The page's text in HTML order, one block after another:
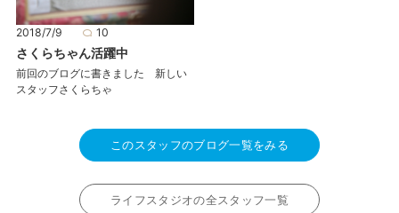
2018/7/9 10
さくらちゃん活躍中
前回のブログに書きました 新しい
スタッフさくらちゃ
このスタッフのブログ一覧をみる
ライフスタジオの全スタッフ一覧